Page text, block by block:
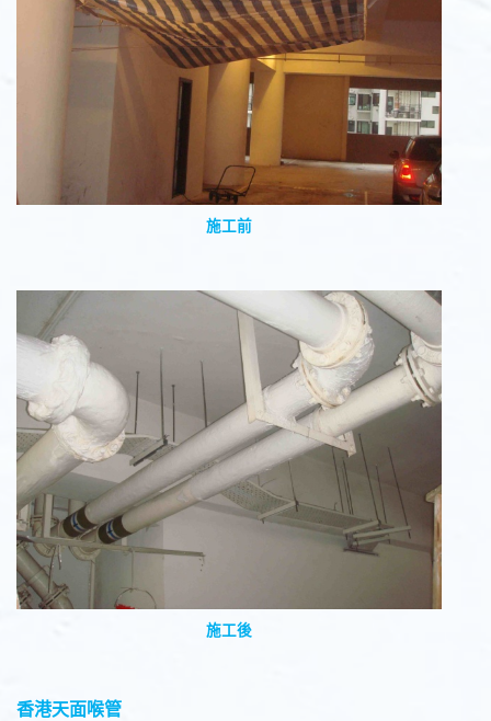
施工前
施工後
香港天面喉管